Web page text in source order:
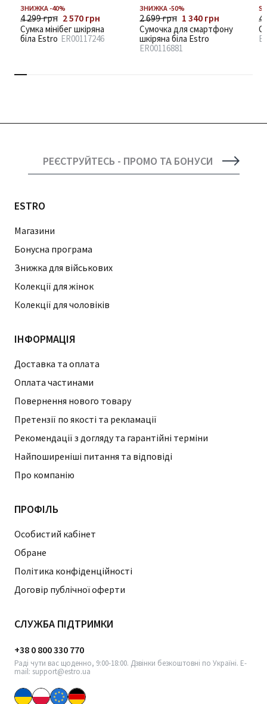
ЗНИЖКА -40%
4 299 грн 2 570 грн
Сумка мінібег шкіряна
біла Estro ER00117246
ЗНИЖКА -50%
2 699 грн 1 340 грн
Сумочка для смартфону
шкіряна біла Estro
ER00116881
4
РЕЄСТРУЙТЕСЬ - ПРОМО ТА БОНУСИ
ESTRO
Магазини
Бонусна програма
Знижка для військових
Колекції для жінок
Колекції для чоловіків
ІНФОРМАЦІЯ
Доставка та оплата
Оплата частинами
Повернення нового товару
Претензії по якості та рекламації
Рекомендації з догляду та гарантійні терміни
Найпоширеніші питання та відповіді
Про компанію
ПРОФІЛЬ
Особистий кабінет
Обране
Політика конфіденційності
Договір публічної оферти
СЛУЖБА ПІДТРИМКИ
+38 0 800 330 770
Раді чути вас щоденно, 9:00-18:00. Дзвінки безкоштовні по Україні. E-
mail: support@estro.ua